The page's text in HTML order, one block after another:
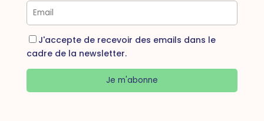
J'accepte de recevoir des emails dans le
cadre de la newsletter.
Je m'abonne